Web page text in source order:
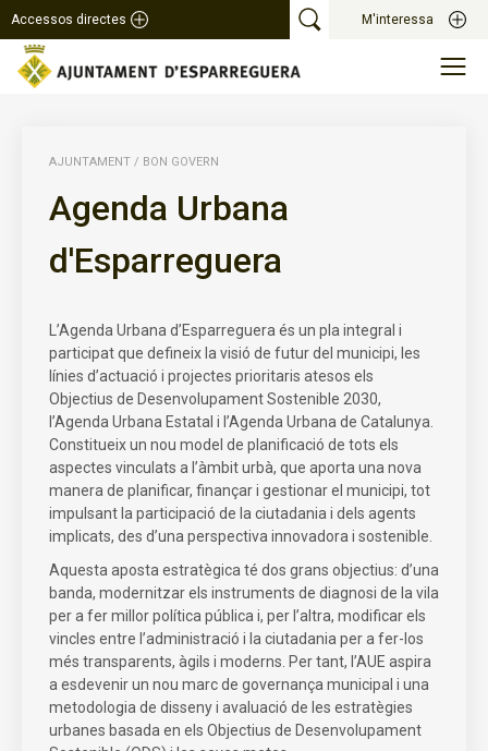
Accessos directes M'interessa
AJUNTAMENT / BON GOVERN
Agenda Urbana
d'Esparreguera
L’Agenda Urbana d’Esparreguera és un pla integral i
participat que defineix la visió de futur del municipi, les
línies d’actuació i projectes prioritaris atesos els
Objectius de Desenvolupament Sostenible 2030,
l’Agenda Urbana Estatal i l’Agenda Urbana de Catalunya.
Constitueix un nou model de planificació de tots els
aspectes vinculats a l’àmbit urbà, que aporta una nova
manera de planificar, finançar i gestionar el municipi, tot
impulsant la participació de la ciutadania i dels agents
implicats, des d’una perspectiva innovadora i sostenible.
Aquesta aposta estratègica té dos grans objectius: d’una
banda, modernitzar els instruments de diagnosi de la vila
per a fer millor política pública i, per l’altra, modificar els
vincles entre l’administració i la ciutadania per a fer-los
més transparents, àgils i moderns. Per tant, l’AUE aspira
a esdevenir un nou marc de governança municipal i una
metodologia de disseny i avaluació de les estratègies
urbanes basada en els Objectius de Desenvolupament